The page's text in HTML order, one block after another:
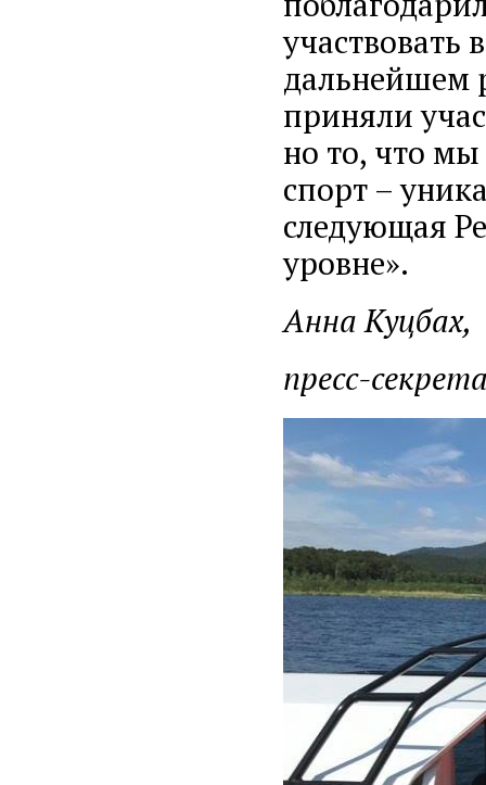
участвовать
дальнейшем
приняли
но то, что
спорт –
следующая
уровне».
Анна Куцбах,
пресс-